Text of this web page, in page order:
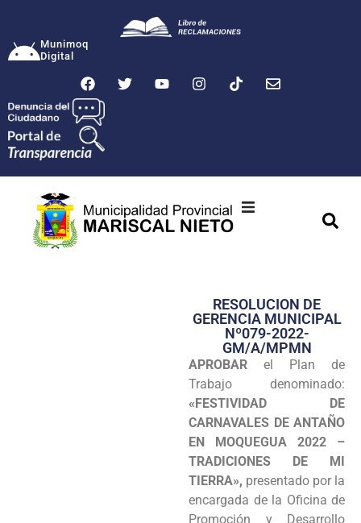
Munimoq
Digital
Transparencia
Seguridad
Programas
Intranet
RESOLUCION DE
GERENCIA MUNICIPAL
Nº079-2022-
GM/A/MPMN
APROBAR el Plan de
Trabajo denominado:
«FESTIVIDAD DE
CARNAVALES DE ANTAÑO
EN MOQUEGUA 2022 –
TRADICIONES DE MI
TIERRA», presentado por la
encargada de la Oficina de
Promoción y Desarrollo